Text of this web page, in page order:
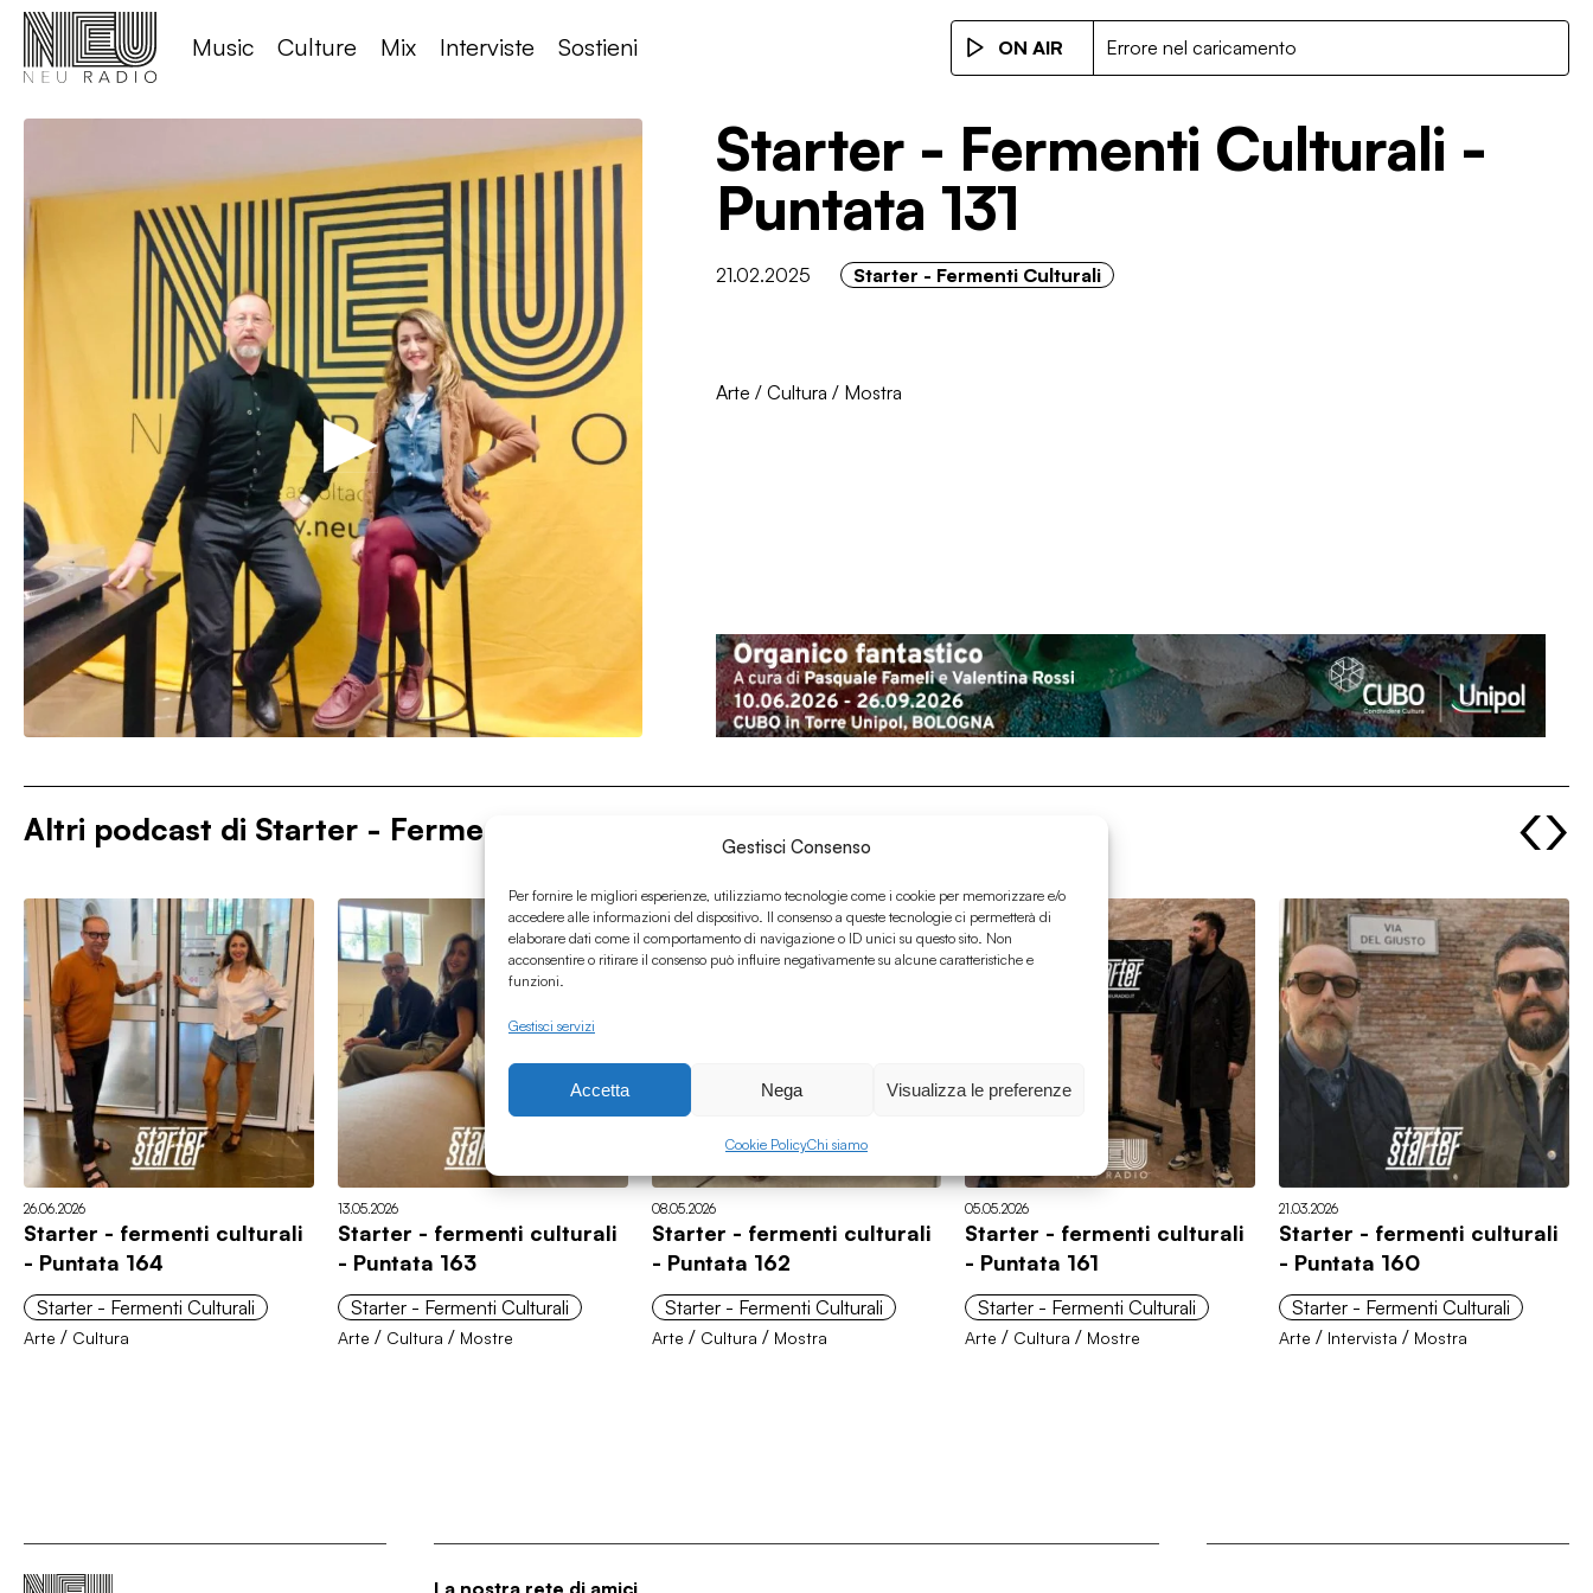
Gestisci Consenso
Per fornire le migliori esperienze, utilizziamo tecnologie come i cookie per memorizzare e/o
accedere alle informazioni del dispositivo. Il consenso a queste tecnologie ci permetterà di
elaborare dati come il comportamento di navigazione o ID unici su questo sito. Non
acconsentire o ritirare il consenso può influire negativamente su alcune caratteristiche e
funzioni.
Gestisci servizi
Accetta Nega Visualizza le preferenze
Cookie PolicyChi siamo
Music Culture Mix Interviste Sostieni ON AIR Errore nel caricamento
Starter - Fermenti Culturali -
Puntata 131
21.02.2025 Starter - Fermenti Culturali
Arte / Cultura / Mostra
Altri podcast di Starter - Fermenti Culturali
26.06.2026
Starter - fermenti culturali
- Puntata 164
Starter - Fermenti Culturali
Arte / Cultura
13.05.2026
Starter - fermenti culturali
- Puntata 163
Starter - Fermenti Culturali
Arte / Cultura / Mostre
08.05.2026
Starter - fermenti culturali
- Puntata 162
Starter - Fermenti Culturali
Arte / Cultura / Mostra
05.05.2026
Starter - fermenti culturali
- Puntata 161
Starter - Fermenti Culturali
Arte / Cultura / Mostre
21.03.2026
Starter - fermenti culturali
- Puntata 160
Starter - Fermenti Culturali
Arte / Intervista / Mostra
‹›